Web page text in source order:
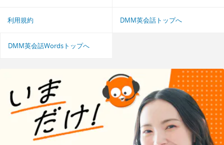
利用規約 DMM英会話トップへ
DMM英会話Wordsトップへ